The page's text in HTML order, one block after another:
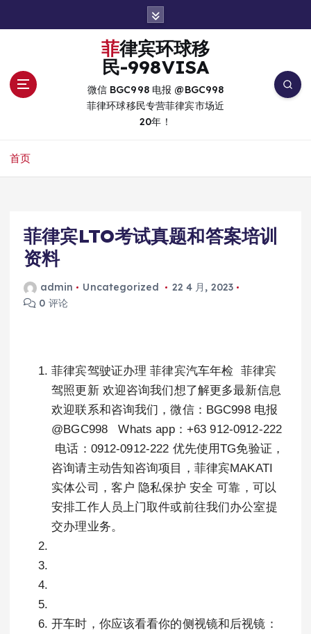
菲律宾环球移
民-998VISA
微信 BGC998 电报 @BGC998
菲律环球移民专营菲律宾市场近
20年！
首页
菲律宾LTO考试真题和答案培训
资料
admin Uncategorized
22 4 月, 2023
0 评论
菲律宾驾驶证办理 菲律宾汽车年检 菲律宾
驾照更新 欢迎咨询我们想了解更多最新信息
欢迎联系和咨询我们，微信：BGC998 电报
@BGC998 Whats app：+63 912-0912-222
电话：0912-0912-222 优先使用TG免验证，
咨询请主动告知咨询项目，菲律宾MAKATI
实体公司，客户 隐私保护 安全 可靠，可以
安排工作人员上门取件或前往我们办公室提
交办理业务。
开车时，你应该看看你的侧视镜和后视镜：